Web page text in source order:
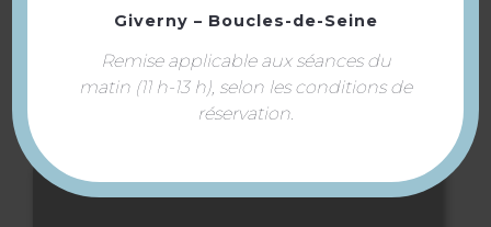
Wafu Restaurant
Giverny – Boucles-de-Seine
Remise applicable aux séances du
matin (11 h-13 h), selon les conditions de
réservation.